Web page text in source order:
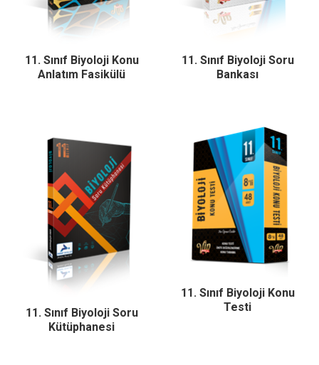
11. Sınıf Biyoloji Konu
Anlatım Fasikülü
11. Sınıf Biyoloji Soru
Bankası
11. Sınıf Biyoloji Soru
Kütüphanesi
11. Sınıf Biyoloji Konu
Testi